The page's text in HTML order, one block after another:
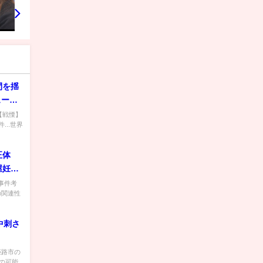
を揺
ス
傑
】
慄】
...世界
体
妊婦
件考
連性
刺さ
市の